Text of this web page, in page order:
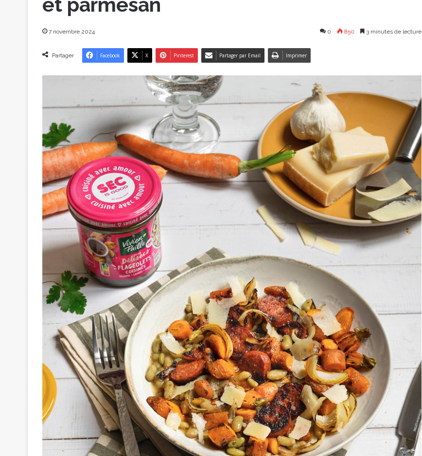
7 novembre 2024 0 850 3 minutes de lecture
Partager Facebook X Pinterest Partager par Email Imprimer